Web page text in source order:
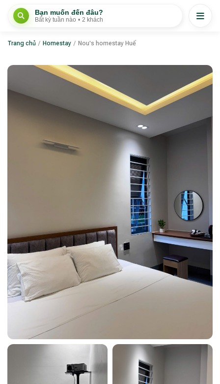
Bạn muốn đến đâu?
Bất kỳ tuần nào • 2 khách
Trang chủ / Homestay / Nou's homestay Huế